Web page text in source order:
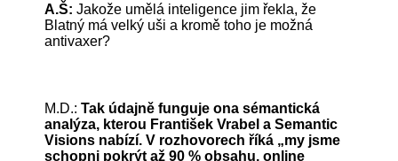
A.Š: Jakože umělá inteligence jim řekla, že
Blatný má velký uši a kromě toho je možná
antivaxer?
M.D.: Tak údajně funguje ona sémantická
analýza, kterou František Vrabel a Semantic
Visions nabízí. V rozhovorech říká „my jsme
schopni pokrýt až 90 % obsahu, online